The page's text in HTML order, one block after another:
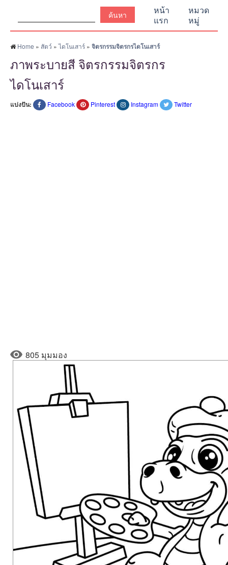
หน้า
แรก
หมวด
หมู่
Home » สัตว์ »ไดโนเสาร์ » จิตรกรรมจิตรกรไดโนเสาร์
ภาพระบายสี จิตรกรรมจิตรกร
ไดโนเสาร์
แบ่งปัน: Facebook Pinterest Instagram Twitter
805 มุมมอง